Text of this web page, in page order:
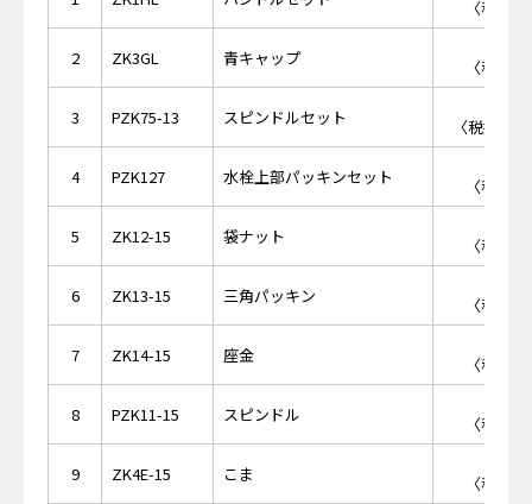
〈税抜
2 ZK3GL 青キャップ
〈税抜
3 PZK75-13 スピンドルセット
〈税抜価
4 PZK127 水栓上部パッキンセット
〈税抜
5 ZK12-15 袋ナット
〈税抜
6 ZK13-15 三角パッキン
〈税抜
7 ZK14-15 座金
〈税抜
8 PZK11-15 スピンドル
〈税抜
9 ZK4E-15 こま
〈税抜